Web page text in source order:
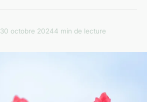
30 octobre 20244 min de lecture